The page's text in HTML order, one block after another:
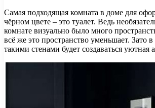
Самая подходящая комната в доме для
чёрном цвете – это туалет. Ведь
комнате визуально было много
всё же это пространство уменьшает. Зато
такими стенами будет создаваться уютная